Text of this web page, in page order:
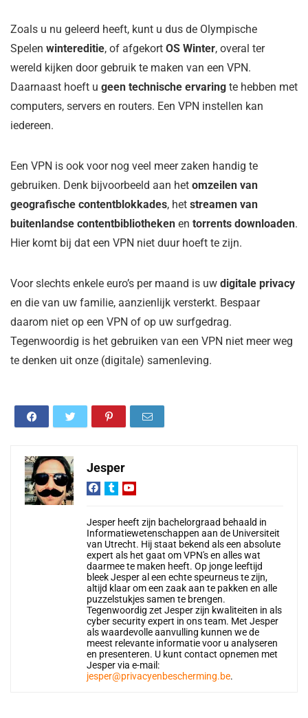
Zoals u nu geleerd heeft, kunt u dus de Olympische
Spelen wintereditie, of afgekort OS Winter, overal ter
wereld kijken door gebruik te maken van een VPN.
Daarnaast hoeft u geen technische ervaring te hebben met
computers, servers en routers. Een VPN instellen kan
iedereen.
Een VPN is ook voor nog veel meer zaken handig te
gebruiken. Denk bijvoorbeeld aan het omzeilen van
geografische contentblokkades, het streamen van
buitenlandse contentbibliotheken en torrents downloaden.
Hier komt bij dat een VPN niet duur hoeft te zijn.
Voor slechts enkele euro’s per maand is uw digitale privacy
en die van uw familie, aanzienlijk versterkt. Bespaar
daarom niet op een VPN of op uw surfgedrag.
Tegenwoordig is het gebruiken van een VPN niet meer weg
te denken uit onze (digitale) samenleving.
Jesper
Jesper heeft zijn bachelorgraad behaald in
Informatiewetenschappen aan de Universiteit
van Utrecht. Hij staat bekend als een absolute
expert als het gaat om VPN's en alles wat
daarmee te maken heeft. Op jonge leeftijd
bleek Jesper al een echte speurneus te zijn,
altijd klaar om een zaak aan te pakken en alle
puzzelstukjes samen te brengen.
Tegenwoordig zet Jesper zijn kwaliteiten in als
cyber security expert in ons team. Met Jesper
als waardevolle aanvulling kunnen we de
meest relevante informatie voor u analyseren
en presenteren. U kunt contact opnemen met
Jesper via e-mail:
jesper@privacyenbescherming.be.